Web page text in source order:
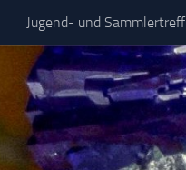
Jugend- und Sammlertreff